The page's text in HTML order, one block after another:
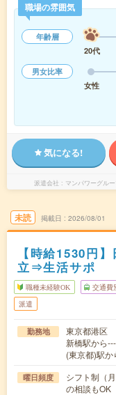
職場の雰囲気
年齢層
20代
男女比率
女性
気になる!
派遣会社 マンパワーグル
未読 掲載日 2026/08/01
【時給1530円
立⇒生活サポ
職種未経験OK 交通費
派遣
勤務地
東京都港区
新橋駅から
(東京都)駅
曜日頻度
シフト制（
の相談もOK